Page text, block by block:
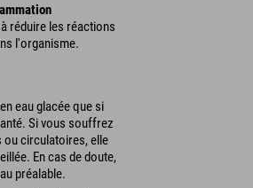
réduire les réactions
l'organisme.
eau glacée que si
Si vous souffrez
ou circulatoires, elle
En cas de doute,
préalable.